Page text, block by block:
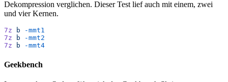
Dekompression verglichen. Dieser Test lief auch mit einem, zwei
und vier Kernen.
7z b -mmt1
7z b -mmt2
7z b -mmt4
Geekbench